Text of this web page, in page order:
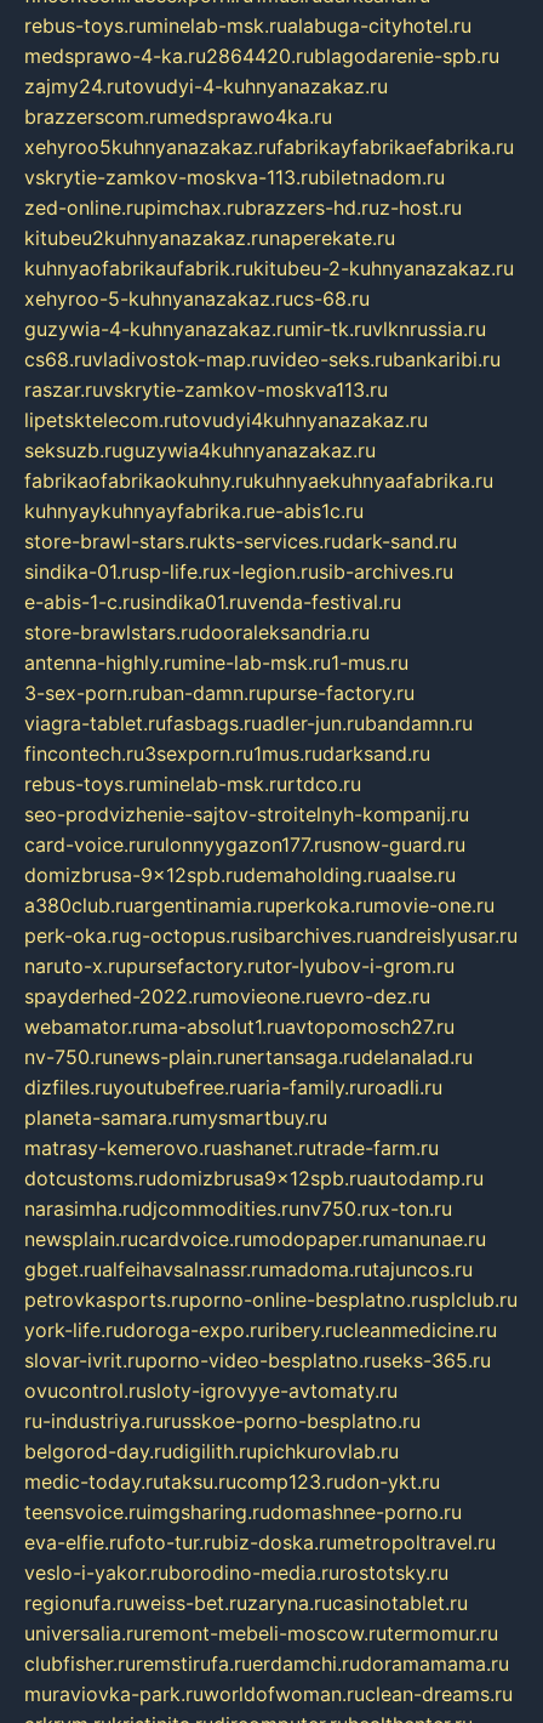
rebus-toys.ruminelab-msk.rualabuga-cityhotel.ru
medsprawo-4-ka.ru2864420.rublagodarenie-spb.ru
zajmy24.rutovudyi-4-kuhnyanazakaz.ru
brazzerscom.rumedsprawo4ka.ru
xehyroo5kuhnyanazakaz.rufabrikayfabrikaefabrika.ru
vskrytie-zamkov-moskva-113.rubiletnadom.ru
zed-online.rupimchax.rubrazzers-hd.ruz-host.ru
kitubeu2kuhnyanazakaz.runaperekate.ru
kuhnyaofabrikaufabrik.rukitubeu-2-kuhnyanazakaz.ru
xehyroo-5-kuhnyanazakaz.rucs-68.ru
guzywia-4-kuhnyanazakaz.rumir-tk.ruvlknrussia.ru
cs68.ruvladivostok-map.ruvideo-seks.rubankaribi.ru
raszar.ruvskrytie-zamkov-moskva113.ru
lipetsktelecom.rutovudyi4kuhnyanazakaz.ru
seksuzb.ruguzywia4kuhnyanazakaz.ru
fabrikaofabrikaokuhny.rukuhnyaekuhnyaafabrika.ru
kuhnyaykuhnyayfabrika.rue-abis1c.ru
store-brawl-stars.rukts-services.rudark-sand.ru
sindika-01.rusp-life.rux-legion.rusib-archives.ru
e-abis-1-c.rusindika01.ruvenda-festival.ru
store-brawlstars.rudooraleksandria.ru
antenna-highly.rumine-lab-msk.ru1-mus.ru
3-sex-porn.ruban-damn.rupurse-factory.ru
viagra-tablet.rufasbags.ruadler-jun.rubandamn.ru
fincontech.ru3sexporn.ru1mus.rudarksand.ru
rebus-toys.ruminelab-msk.rurtdco.ru
seo-prodvizhenie-sajtov-stroitelnyh-kompanij.ru
card-voice.rurulonnyygazon177.rusnow-guard.ru
domizbrusa-9x12spb.rudemaholding.ruaalse.ru
a380club.ruargentinamia.ruperkoka.rumovie-one.ru
perk-oka.rug-octopus.rusibarchives.ruandreislyusar.ru
naruto-x.rupursefactory.rutor-lyubov-i-grom.ru
spayderhed-2022.rumovieone.ruevro-dez.ru
webamator.ruma-absolut1.ruavtopomosch27.ru
nv-750.runews-plain.runertansaga.rudelanalad.ru
dizfiles.ruyoutubefree.ruaria-family.ruroadli.ru
planeta-samara.rumysmartbuy.ru
matrasy-kemerovo.ruashanet.rutrade-farm.ru
dotcustoms.rudomizbrusa9x12spb.ruautodamp.ru
narasimha.rudjcommodities.runv750.rux-ton.ru
newsplain.rucardvoice.rumodopaper.rumanunae.ru
gbget.rualfeihavsalnassr.rumadoma.rutajuncos.ru
petrovkasports.ruporno-online-besplatno.rusplclub.ru
york-life.rudoroga-expo.ruribery.rucleanmedicine.ru
slovar-ivrit.ruporno-video-besplatno.ruseks-365.ru
ovucontrol.rusloty-igrovyye-avtomaty.ru
ru-industriya.rurusskoe-porno-besplatno.ru
belgorod-day.rudigilith.rupichkurovlab.ru
medic-today.rutaksu.rucomp123.rudon-ykt.ru
teensvoice.ruimgsharing.rudomashnee-porno.ru
eva-elfie.rufoto-tur.rubiz-doska.rumetropoltravel.ru
veslo-i-yakor.ruborodino-media.rurostotsky.ru
regionufa.ruweiss-bet.ruzaryna.rucasinotablet.ru
universalia.ruremont-mebeli-moscow.rutermomur.ru
clubfisher.ruremstirufa.ruerdamchi.rudoramamama.ru
muraviovka-park.ruworldofwoman.ruclean-dreams.ru